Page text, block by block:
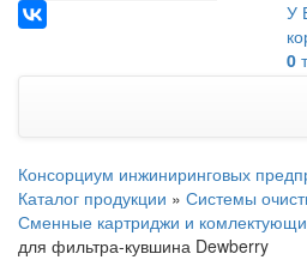
У
0
Консорциум инжиниринговых
Каталог продукции » Системы
Сменные картриджи и
для фильтра-кувшина Dewberry